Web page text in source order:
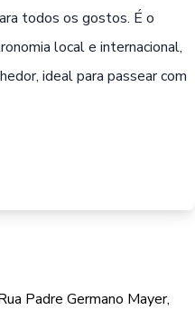
todos os gostos. É o
local e internacional,
ideal para passear com
Padre Germano Mayer,